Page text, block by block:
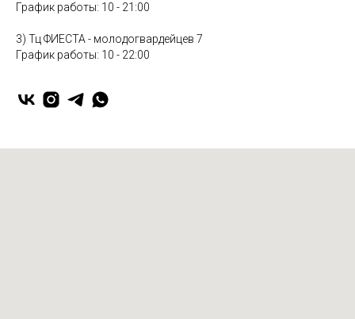
График работы: 10 - 21:00
3) Тц ФИЕСТА - молодогвардейцев 7
График работы: 10 - 22:00